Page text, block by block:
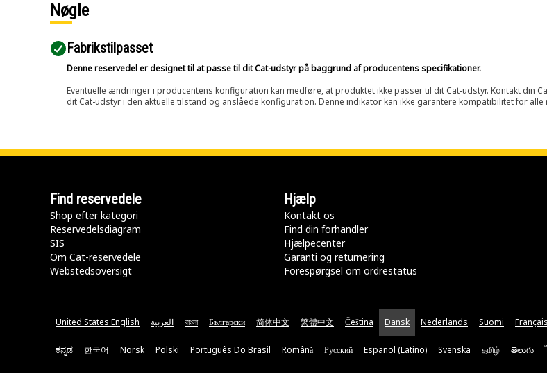
Nøgle
Fabrikstilpasset
Denne reservedel er designet til at passe til dit Cat-udstyr på baggrund af producentens specifikationer.
Eventuelle ændringer i producentens konfiguration kan medføre, at produktet ikke passer til dit Cat-udstyr. Kontakt din
dit Cat-udstyr i den aktuelle tilstand og anslåede konfiguration. Denne indikator kan ikke garantere kompatibilitet for alle
Find reservedele
Shop efter kategori
Reservedelsdiagram
SIS
Om Cat-reservedele
Webstedsoversigt
Hjælp
Kontakt os
Find din forhandler
Hjælpecenter
Garanti og returnering
Forespørgsel om ordrestatus
United States English العربية বাংলা Български 简体中文 繁體中文 Čeština Dansk Nederlands Suomi Français
ಕನ್ನಡ 한국어 Norsk Polski Português Do Brasil Română Русский Español (Latino) Svenska தமிழ் తెలుగు